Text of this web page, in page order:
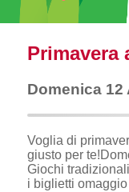
Primavera
Domenica 12
Voglia di
giusto per te!
Giochi
i biglietti